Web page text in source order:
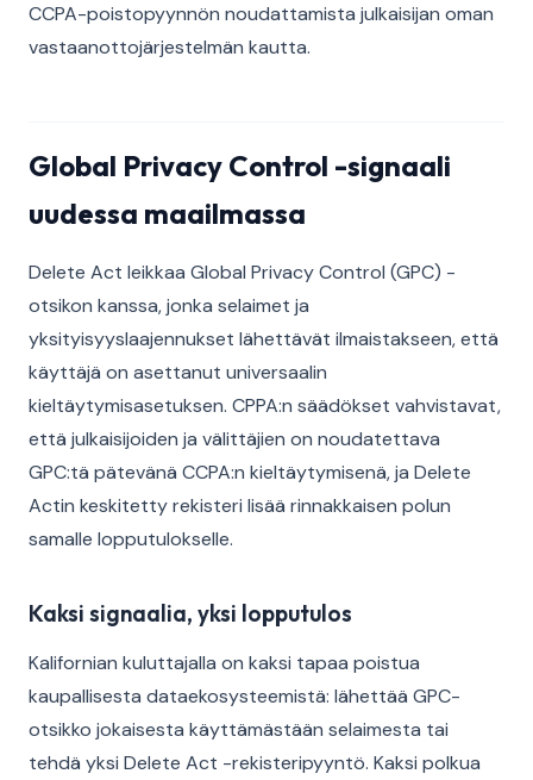
CCPA-poistopyynnön noudattamista julkaisijan oman
vastaanottojärjestelmän kautta.
Global Privacy Control -signaali
uudessa maailmassa
Delete Act leikkaa Global Privacy Control (GPC) -
otsikon kanssa, jonka selaimet ja
yksityisyyslaajennukset lähettävät ilmaistakseen, että
käyttäjä on asettanut universaalin
kieltäytymisasetuksen. CPPA:n säädökset vahvistavat,
että julkaisijoiden ja välittäjien on noudatettava
GPC:tä pätevänä CCPA:n kieltäytymisenä, ja Delete
Actin keskitetty rekisteri lisää rinnakkaisen polun
samalle lopputulokselle.
Kaksi signaalia, yksi lopputulos
Kalifornian kuluttajalla on kaksi tapaa poistua
kaupallisesta dataekosysteemistä: lähettää GPC-
otsikko jokaisesta käyttämästään selaimesta tai
tehdä yksi Delete Act -rekisteripyyntö. Kaksi polkua